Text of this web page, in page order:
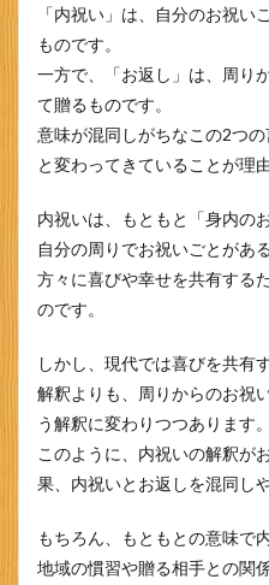
代表
的な
内祝
い
1.2
しが
なシ
ーン
2
内祝
いに
のギ
フト
が人
気な
理由
3
め
「内祝い」は、自分のお祝い
ものです。
一方で、「お返し」は、周り
て贈るものです。
意味が混同しがちなこの2つ
と変わってきていることが理
内祝いは、もともと「身内の
自分の周りでお祝いごとがあ
方々に喜びや幸せを共有する
のです。
しかし、現代では喜びを共有
解釈よりも、周りからのお祝
う解釈に変わりつつあります。
このように、内祝いの解釈が
果、内祝いとお返しを混同し
もちろん、もともとの意味で
地域の慣習や贈る相手との関